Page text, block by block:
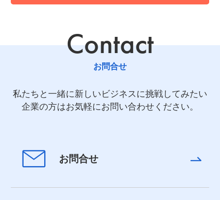
Contact
お問合せ
私たちと一緒に新しいビジネスに挑戦してみたい
企業の方はお気軽にお問い合わせください。
お問合せ